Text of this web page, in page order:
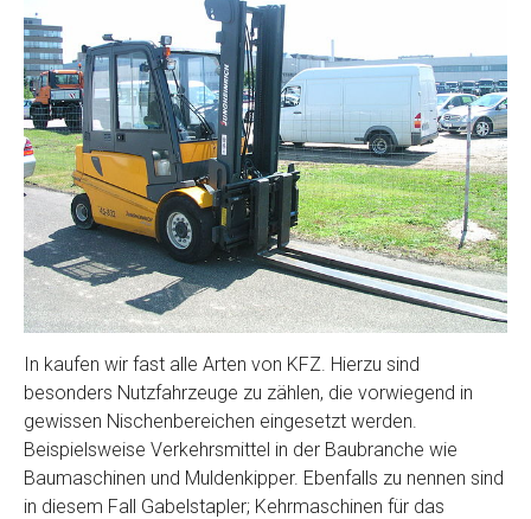
In kaufen wir fast alle Arten von KFZ. Hierzu sind
besonders Nutzfahrzeuge zu zählen, die vorwiegend in
gewissen Nischenbereichen eingesetzt werden.
Beispielsweise Verkehrsmittel in der Baubranche wie
Baumaschinen und Muldenkipper. Ebenfalls zu nennen sind
in diesem Fall Gabelstapler; Kehrmaschinen für das